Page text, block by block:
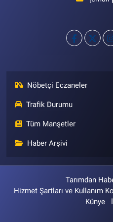
Nöbetçi Eczaneler
Trafik Durumu
Tüm Manşetler
Haber Arşivi
Tarımdan
Hizmet Şartları ve Kullanım
Künye